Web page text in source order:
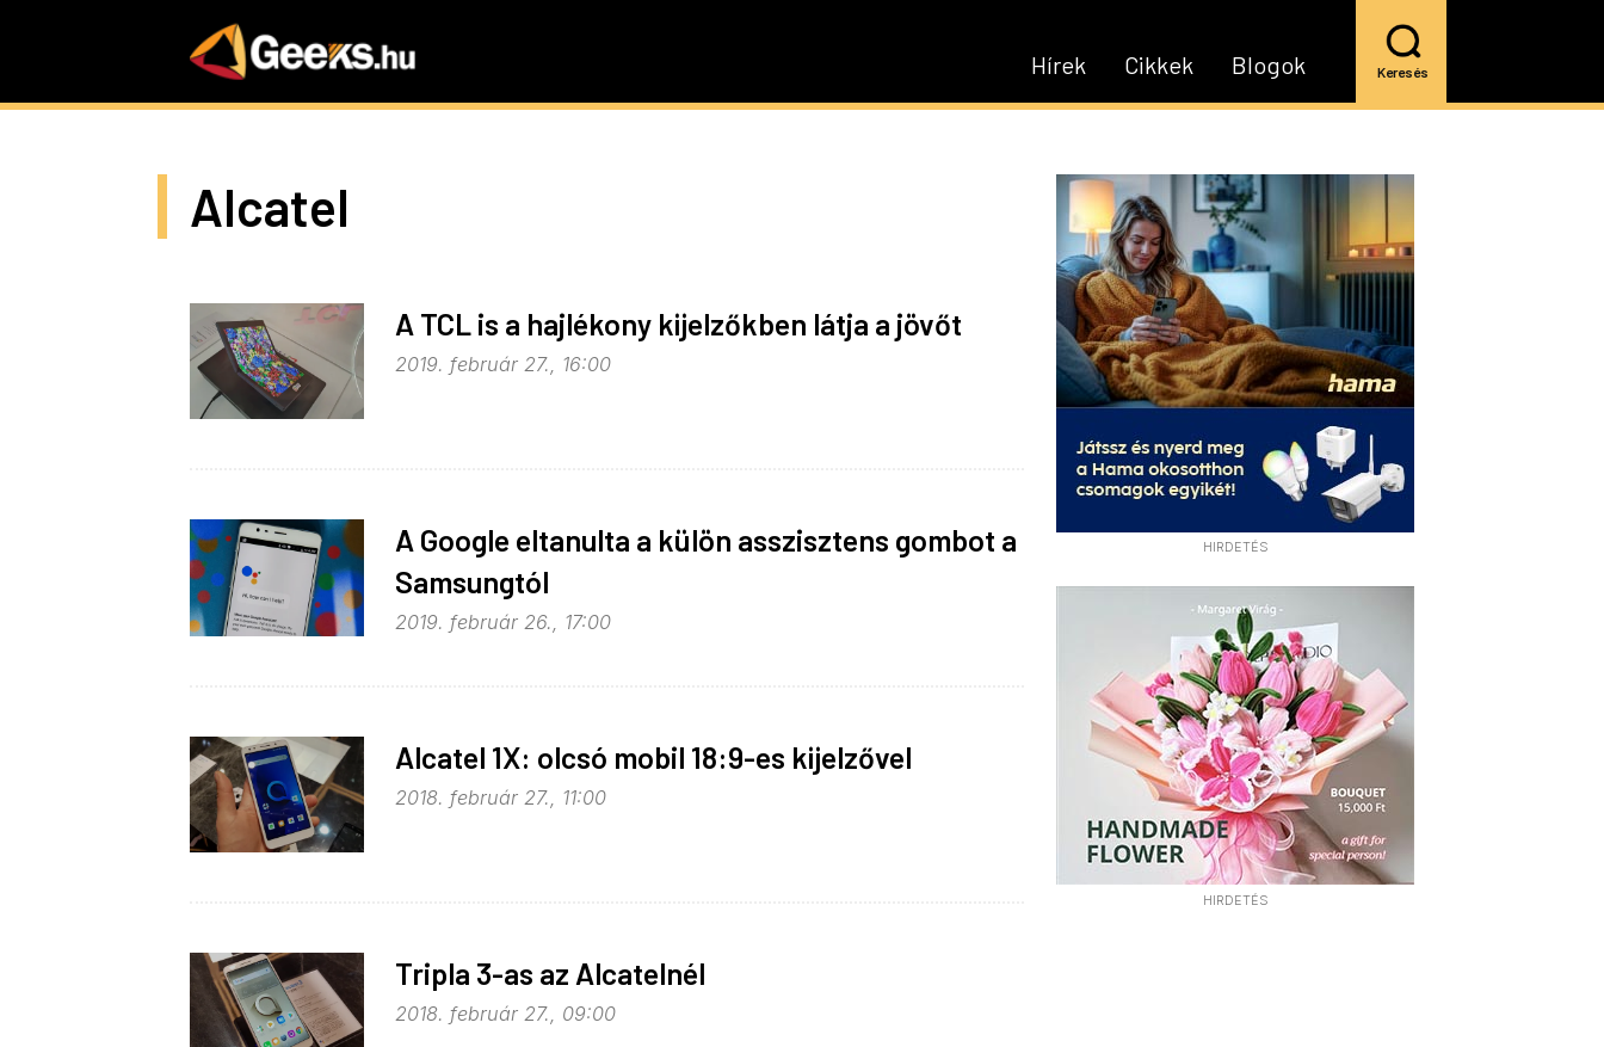
Blogok
Cikkek
Hírek Keresés
HIRDETÉS
HIRDETÉS
Alcatel
A TCL is a hajlékony kijelzőkben látja a jövőt
2019. február 27., 16:00
A Google eltanulta a külön asszisztens gombot a
Samsungtól
2019. február 26., 17:00
Alcatel 1X: olcsó mobil 18:9-es kijelzővel
2018. február 27., 11:00
Tripla 3-as az Alcatelnél
2018. február 27., 09:00